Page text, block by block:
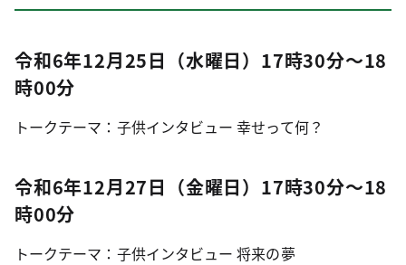
令和6年12月25日（水曜日）17時30分～18
時00分
トークテーマ：子供インタビュー 幸せって何？
令和6年12月27日（金曜日）17時30分～18
時00分
トークテーマ：子供インタビュー 将来の夢